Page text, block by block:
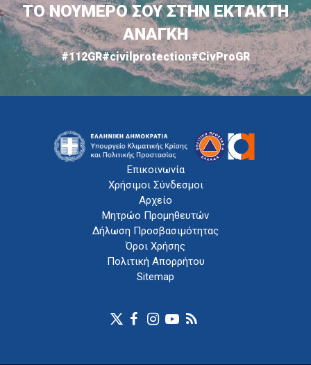
ΤΟ ΝΟΥΜΕΡΟ ΣΟΥ ΣΤΗΝ ΕΚΤΑΚΤΗ
ΑΝΑΓΚΗ
#112GR#civilprotection#CivProGR
Επικοινωνία
Χρήσιμοι Σύνδεσμοι
Αρχείο
Μητρώο Προμηθευτών
Δήλωση Προσβασιμότητας
Όροι Χρήσης
Πολιτική Απορρήτου
Sitemap